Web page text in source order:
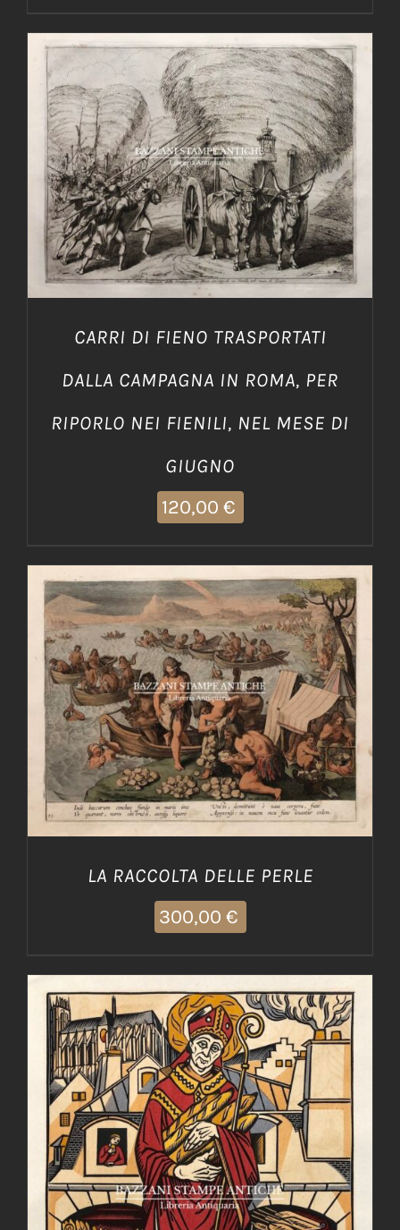
AGGIUNGI AL CARRELLO / DETTAGLI
CARRI DI FIENO TRASPORTATI
DALLA CAMPAGNA IN ROMA, PER
RIPORLO NEI FIENILI, NEL MESE DI
GIUGNO
120,00 €
AGGIUNGI AL CARRELLO / DETTAGLI
LA RACCOLTA DELLE PERLE
300,00 €
AGGIUNGI AL CARRELLO / DETTAGLI